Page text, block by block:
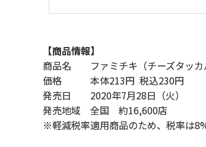
【商品情報】
商品名 ファミチキ（チーズタッカ
価格 本体213円 税込230円
発売日 2020年7月28日（火）
発売地域 全国 約16,600店
※軽減税率適用商品のため、税率は